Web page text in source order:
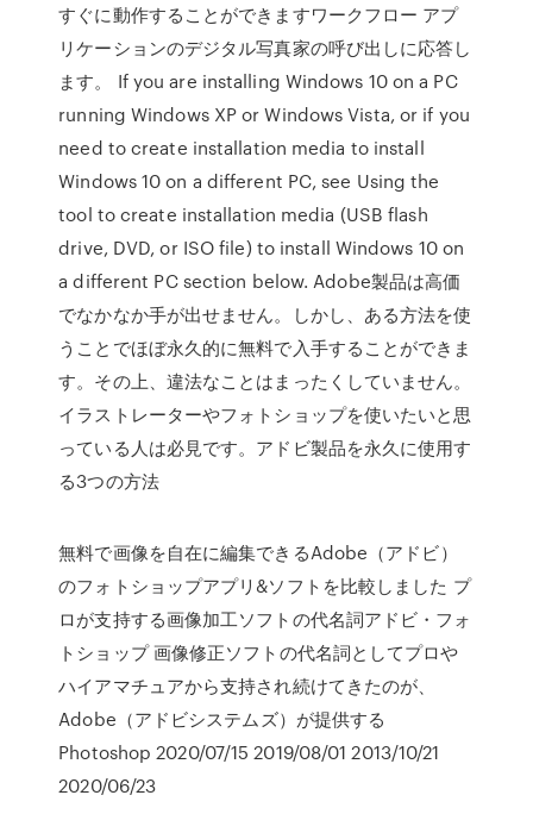
すぐに動作することができますワークフロー アプ
リケーションのデジタル写真家の呼び出しに応答し
ます。 If you are installing Windows 10 on a PC
running Windows XP or Windows Vista, or if you
need to create installation media to install
Windows 10 on a different PC, see Using the
tool to create installation media (USB flash
drive, DVD, or ISO file) to install Windows 10 on
a different PC section below. Adobe製品は高価
でなかなか手が出せません。しかし、ある方法を使
うことでほぼ永久的に無料で入手することができま
す。その上、違法なことはまったくしていません。
イラストレーターやフォトショップを使いたいと思
っている人は必見です。アドビ製品を永久に使用す
る3つの方法
無料で画像を自在に編集できるAdobe（アドビ）
のフォトショップアプリ&ソフトを比較しました プ
ロが支持する画像加工ソフトの代名詞アドビ・フォ
トショップ 画像修正ソフトの代名詞としてプロや
ハイアマチュアから支持され続けてきたのが、
Adobe（アドビシステムズ）が提供する
Photoshop 2020/07/15 2019/08/01 2013/10/21
2020/06/23